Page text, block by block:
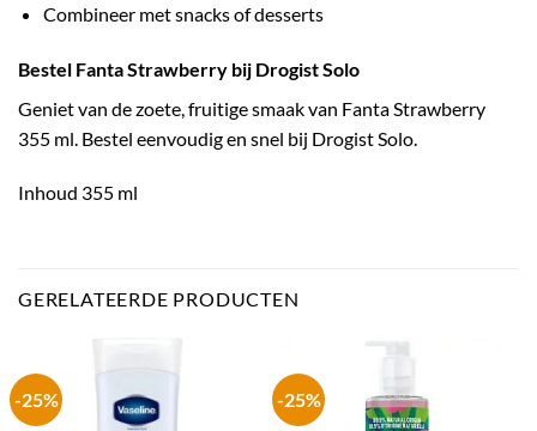
Combineer met snacks of desserts
Bestel Fanta Strawberry bij Drogist Solo
Geniet van de zoete, fruitige smaak van Fanta Strawberry
355 ml. Bestel eenvoudig en snel bij Drogist Solo.
Inhoud 355 ml
GERELATEERDE PRODUCTEN
-25% -25%